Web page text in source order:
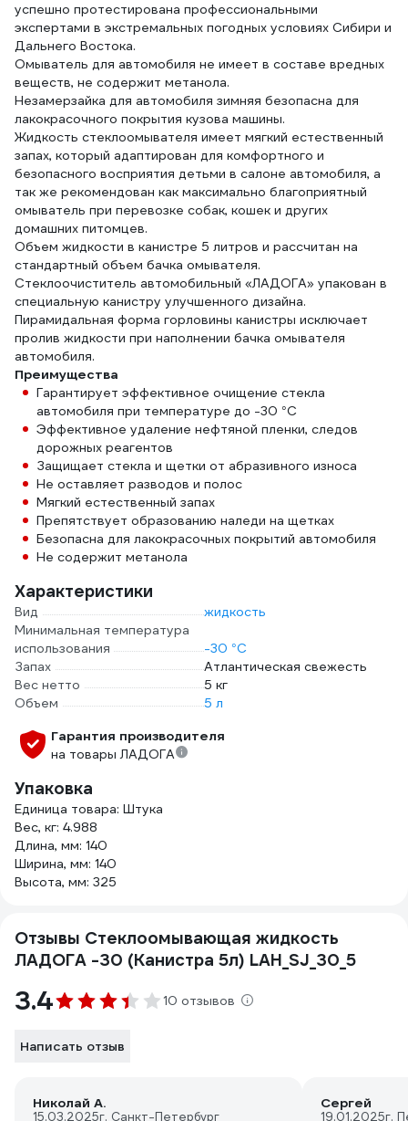
успешно протестирована профессиональными
экспертами в экстремальных погодных условиях Сибири и
Дальнего Востока.
Омыватель для автомобиля не имеет в составе вредных
веществ, не содержит метанола.
Незамерзайка для автомобиля зимняя безопасна для
лакокрасочного покрытия кузова машины.
Жидкость стеклоомывателя имеет мягкий естественный
запах, который адаптирован для комфортного и
безопасного восприятия детьми в салоне автомобиля, а
так же рекомендован как максимально благоприятный
омыватель при перевозке собак, кошек и других
домашних питомцев.
Объем жидкости в канистре 5 литров и рассчитан на
стандартный объем бачка омывателя.
Стеклоочиститель автомобильный «ЛАДОГА» упакован в
специальную канистру улучшенного дизайна.
Пирамидальная форма горловины канистры исключает
пролив жидкости при наполнении бачка омывателя
автомобиля.
Преимущества
Гарантирует эффективное очищение стекла
автомобиля при температуре до -30 °C
Эффективное удаление нефтяной пленки, следов
дорожных реагентов
Защищает стекла и щетки от абразивного износа
Не оставляет разводов и полос
Мягкий естественный запах
Препятствует образованию наледи на щетках
Безопасна для лакокрасочных покрытий автомобиля
Не содержит метанола
Характеристики
Вид
жидкость
Минимальная температура
использования
-30 °С
Запах
Атлантическая свежесть
Вес нетто
5 кг
Объем
5 л
Гарантия производителя
на товары ЛАДОГА
Упаковка
Единица товара: Штука
Вес, кг: 4.988
Длина, мм: 140
Ширина, мм: 140
Высота, мм: 325
Отзывы Стеклоомывающая жидкость
ЛАДОГА -30 (Канистра 5л) LAH_SJ_30_5
3.4 10 отзывов
Написать отзыв
Николай А.
15.03.2025г. Санкт-Петербург
Сергей
19.01.2025г.